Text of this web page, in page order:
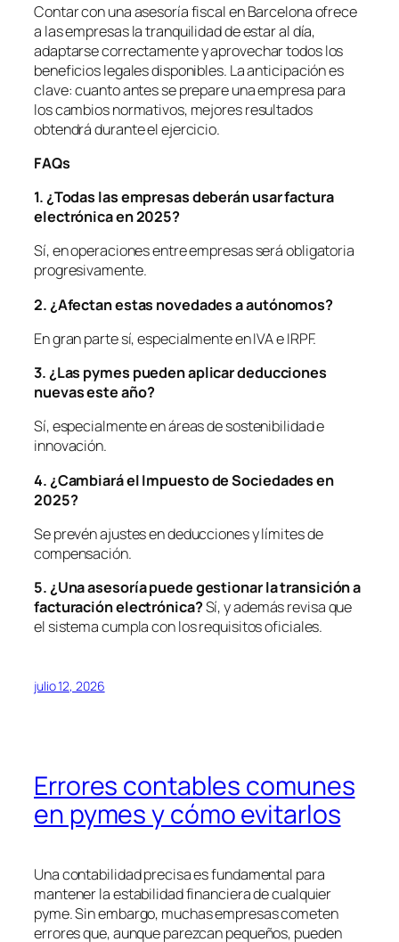
Contar con una asesoría fiscal en Barcelona ofrece
a las empresas la tranquilidad de estar al día,
adaptarse correctamente y aprovechar todos los
beneficios legales disponibles. La anticipación es
clave: cuanto antes se prepare una empresa para
los cambios normativos, mejores resultados
obtendrá durante el ejercicio.
FAQs
1. ¿Todas las empresas deberán usar factura
electrónica en 2025?
Sí, en operaciones entre empresas será obligatoria
progresivamente.
2. ¿Afectan estas novedades a autónomos?
En gran parte sí, especialmente en IVA e IRPF.
3. ¿Las pymes pueden aplicar deducciones
nuevas este año?
Sí, especialmente en áreas de sostenibilidad e
innovación.
4. ¿Cambiará el Impuesto de Sociedades en
2025?
Se prevén ajustes en deducciones y límites de
compensación.
5. ¿Una asesoría puede gestionar la transición a
facturación electrónica?Sí, y además revisa que
el sistema cumpla con los requisitos oficiales.
julio 12, 2026
Errores contables comunes
en pymes y cómo evitarlos
Una contabilidad precisa es fundamental para
mantener la estabilidad financiera de cualquier
pyme. Sin embargo, muchas empresas cometen
errores que, aunque parezcan pequeños, pueden